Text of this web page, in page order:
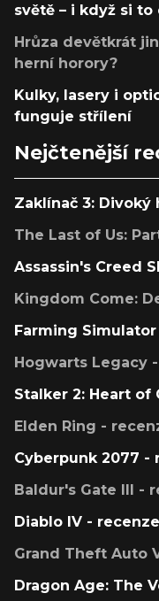
světě – i když si
Hrůza devětkrát
herní horory?
Kulky, lasery i
funguje střílení
Nejčtenější
Zaklínač 3: Divoký
The Last of Us:
Assassin's Creed
Kingdom Come:
Farming
Hogwarts Legacy
Stalker 2: Heart of
Elden Ring -
Cyberpunk 2077 -
Baldur's Gate III -
Diablo IV - recenze
Grand Theft Auto
Dragon Age: The